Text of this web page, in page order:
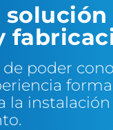
solución
poder
la